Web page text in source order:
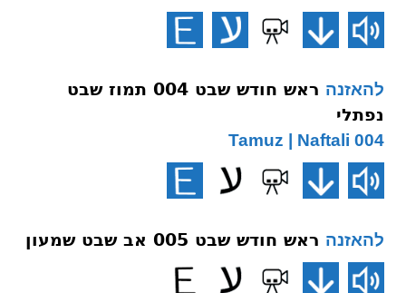
להאזנה
ראש חודש שבט 004 תמוז שבט
נפתלי
004 Tamuz | Naftali
להאזנה ראש חודש שבט 005 אב שבט שמעון